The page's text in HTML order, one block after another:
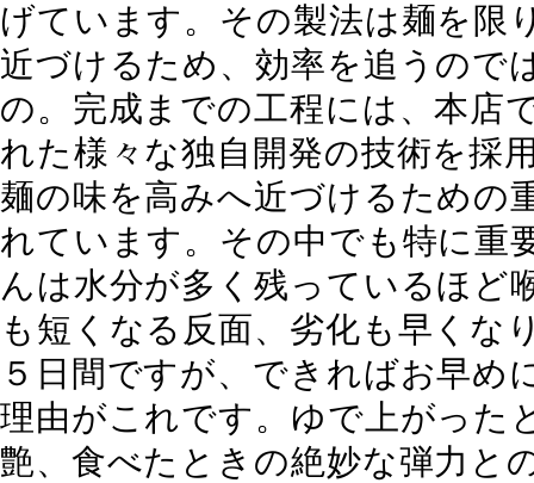
げています。その製法は麺を限
近づけるため、効率を追うので
の。完成までの工程には、本店
れた様々な独自開発の技術を採
麺の味を高みへ近づけるための
れています。その中でも特に重
んは水分が多く残っているほど
も短くなる反面、劣化も早くな
５日間ですが、できればお早め
理由がこれです。ゆで上がった
艶、食べたときの絶妙な弾力と